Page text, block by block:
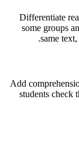
Differentiate
some groups
same
Add
students check